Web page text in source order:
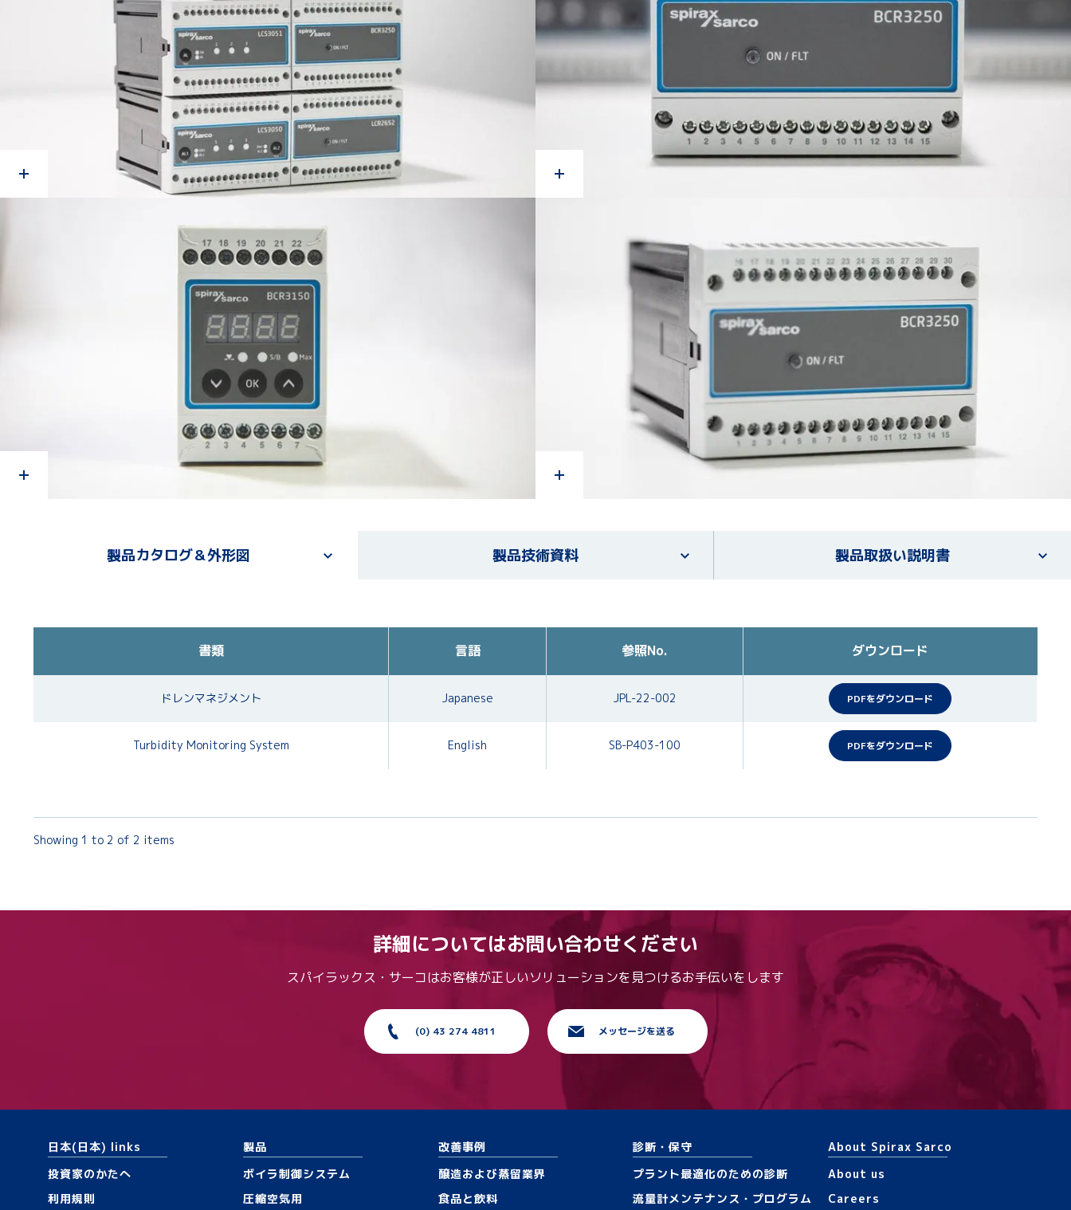
製品カタログ＆外形図 製品技術資料 製品取扱い説明書
書類 言語 参照No. ダウンロード
ドレンマネジメント Japanese JPL-22-002 PDFをダウンロード
Turbidity Monitoring System English SB-P403-100 PDFをダウンロード
Showing 1 to 2 of 2 items
詳細についてはお問い合わせください
スパイラックス・サーコはお客様が正しいソリューションを見つけるお手伝いをします
(0) 43 274 4811 メッセージを送る
日本(日本) links
投資家のかたへ
利用規則
製品
ボイラ制御システム
圧縮空気用
改善事例
醸造および蒸留業界
食品と飲料
診断・保守
プラント最適化のための診断
流量計メンテナンス・プログラム
About Spirax Sarco
About us
Careers